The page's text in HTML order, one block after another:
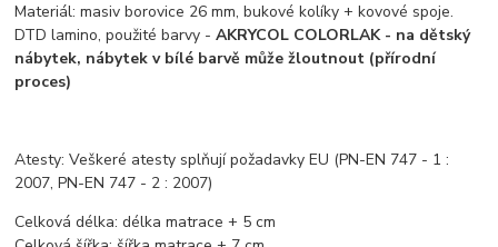
Materiál: masiv borovice 26 mm, bukové kolíky + kovové spoje.
DTD lamino, použité barvy -AKRYCOL COLORLAK - na dětský
nábytek, nábytek v bílé barvě může žloutnout (přírodní
proces)
Atesty: Veškeré atesty splňují požadavky EU (PN-EN 747 - 1 :
2007, PN-EN 747 - 2 : 2007)
Celková délka:délka matrace + 5 cm